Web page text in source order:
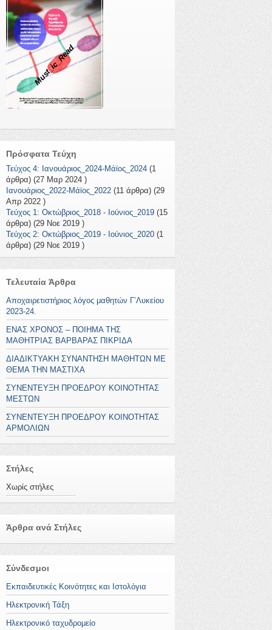
Must_ic_Read
Πρόσφατα Τεύχη
Τεύχος 4: Ιανουάριος_2024-Μάϊος_2024 (1
άρθρα) (27 Μαρ 2024 )
Ιανουάριος_2022-Μάϊος_2022 (11 άρθρα) (29
Απρ 2022 )
Τεύχος 1: Οκτώβριος_2018 - Ιούνιος_2019 (15
άρθρα) (29 Νοε 2019 )
Τεύχος 2: Οκτώβριος_2019 - Ιούνιος_2020 (1
άρθρα) (29 Νοε 2019 )
Τελευταία Άρθρα
Αποχαιρετιστήριος λόγος μαθητών Γ’Λυκείου
2023-24.
ΕΝΑΣ ΧΡΟΝΟΣ – ΠΟΙΗΜΑ ΤΗΣ
ΜΑΘΗΤΡΙΑΣ ΒΑΡΒΑΡΑΣ ΠΙΚΡΙΔΑ
ΔΙΑΔΙΚΤΥΑΚΗ ΣΥΝΑΝΤΗΣΗ ΜΑΘΗΤΩΝ ΜΕ
ΘΕΜΑ ΤΗΝ ΜΑΣΤΙΧΑ
ΣΥΝΕΝΤΕΥΞΗ ΠΡΟΕΔΡΟΥ ΚΟΙΝΟΤΗΤΑΣ
ΜΕΣΤΩΝ
ΣΥΝΕΝΤΕΥΞΗ ΠΡΟΕΔΡΟΥ ΚΟΙΝΟΤΗΤΑΣ
ΑΡΜΟΛΙΩΝ
Στήλες
Χωρίς στήλες
Άρθρα ανά Στήλες
Σύνδεσμοι
Εκπαιδευτικές Κοινότητες και Ιστολόγια
Ηλεκτρονική Τάξη
Ηλεκτρονικό ταχυδρομείο